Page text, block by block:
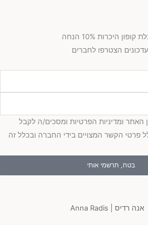
היכרות 10% הנחה
הצטרפו לחברים
ומדיניות הפרטיות ומסכים/ה לקבל
פרטי הקשר המצויים בידי החברה ובכלל זה
בטח, תרשמי אותי